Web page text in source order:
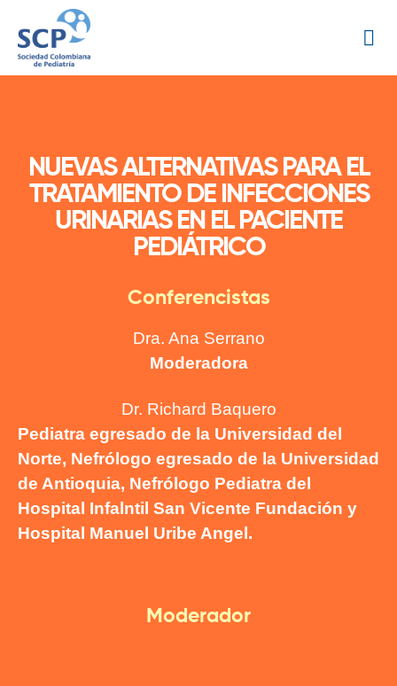
NUEVAS ALTERNATIVAS PARA EL
TRATAMIENTO DE INFECCIONES
URINARIAS EN EL PACIENTE
PEDIÁTRICO
Conferencistas
Dra. Ana Serrano
Moderadora
Dr. Richard Baquero
Pediatra egresado de la Universidad del
Norte, Nefrólogo egresado de la Universidad
de Antioquia, Nefrólogo Pediatra del
Hospital Infalntil San Vicente Fundación y
Hospital Manuel Uribe Angel.
Moderador